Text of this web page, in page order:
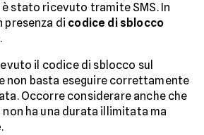
stato ricevuto tramite SMS. In
presenza di codice di sblocco
.
il codice di sblocco sul
non basta eseguire correttamente
Occorre considerare anche che
ha una durata illimitata ma
.